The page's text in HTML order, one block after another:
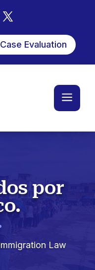
Evaluation
a
por
Law